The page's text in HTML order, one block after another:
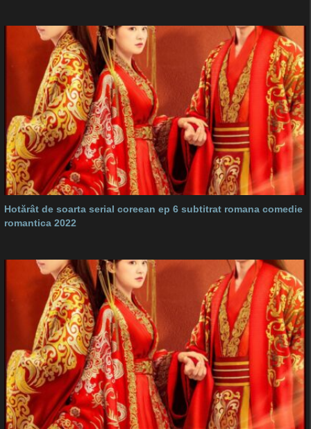
Hotărât de soarta serial coreean ep 6 subtitrat romana comedie
romantica 2022